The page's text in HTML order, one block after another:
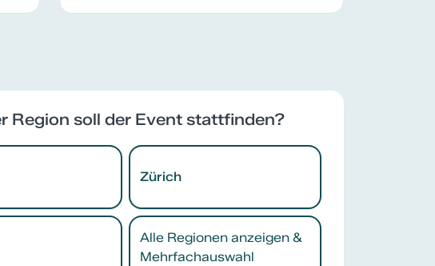
Region soll der Event stattfinden?
Zürich
Alle Regionen anzeigen &
Mehrfachauswahl